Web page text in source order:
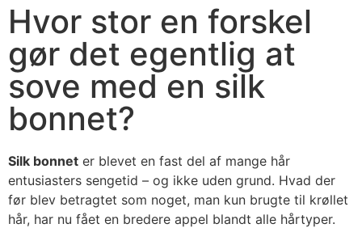
Hvor stor en forskel
gør det egentlig at
sove med en silk
bonnet?
Silk bonnet er blevet en fast del af mange hår
entusiasters sengetid – og ikke uden grund. Hvad der
før blev betragtet som noget, man kun brugte til krøllet
hår, har nu fået en bredere appel blandt alle hårtyper.